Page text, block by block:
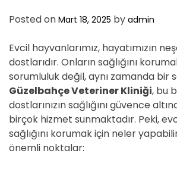
Posted on Mart 18, 2025 by admin
Evcil hayvanlarımız, hayatımızın
dostlarıdır. Onların sağlığını
sorumluluk değil, aynı zamanda bir
Güzelbahçe Veteriner Kliniği, bu
dostlarınızın sağlığını güvence
birçok hizmet sunmaktadır. Peki,
sağlığını korumak için neler
önemli noktalar: